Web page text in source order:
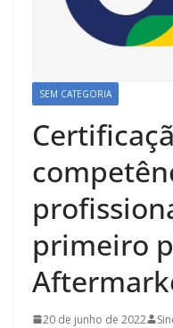
SEM CATEGORIA
primeiro
20 de junho de 2022